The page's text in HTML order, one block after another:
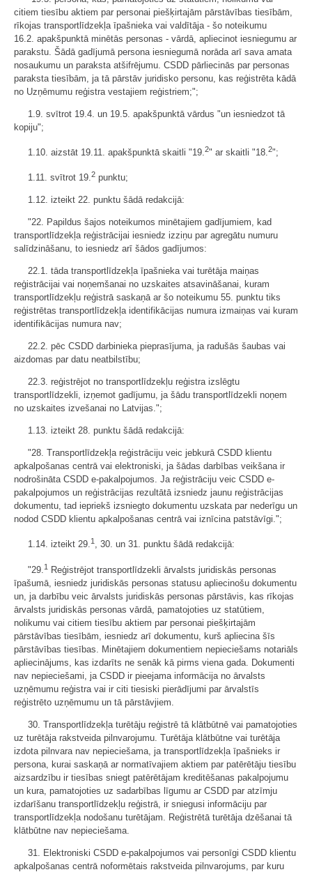
citiem tiesību aktiem par personai piešķirtajām pārstāvības tiesībām,
rīkojas transportlīdzekļa īpašnieka vai valdītāja - šo noteikumu
16.2. apakšpunktā minētās personas - vārdā, apliecinot iesniegumu ar
parakstu. Šādā gadījumā persona iesniegumā norāda arī sava amata
nosaukumu un paraksta atšifrējumu. CSDD pārliecinās par personas
paraksta tiesībām, ja tā pārstāv juridisko personu, kas reģistrēta kādā
no Uzņēmumu reģistra vestajiem reģistriem;";
1.9. svītrot 19.4. un 19.5. apakšpunktā vārdus "un iesniedzot tā
kopiju";
1.10. aizstāt 19.11. apakšpunktā skaitli "19. 2" ar skaitli "18. 2";
1.11. svītrot 19.2 punktu;
1.12. izteikt 22. punktu šādā redakcijā:
"22. Papildus šajos noteikumos minētajiem gadījumiem, kad
transportlīdzekļa reģistrācijai iesniedz izziņu par agregātu numuru
salīdzināšanu, to iesniedz arī šādos gadījumos:
22.1. tāda transportlīdzekļa īpašnieka vai turētāja maiņas
reģistrācijai vai noņemšanai no uzskaites atsavināšanai, kuram
transportlīdzekļu reģistrā saskaņā ar šo noteikumu 55. punktu tiks
reģistrētas transportlīdzekļa identifikācijas numura izmaiņas vai kuram
identifikācijas numura nav;
22.2. pēc CSDD darbinieka pieprasījuma, ja radušās šaubas vai
aizdomas par datu neatbilstību;
22.3. reģistrējot no transportlīdzekļu reģistra izslēgtu
transportlīdzekli, izņemot gadījumu, ja šādu transportlīdzekli noņem
no uzskaites izvešanai no Latvijas.";
1.13. izteikt 28. punktu šādā redakcijā:
"28. Transportlīdzekļa reģistrāciju veic jebkurā CSDD klientu
apkalpošanas centrā vai elektroniski, ja šādas darbības veikšana ir
nodrošināta CSDD e-pakalpojumos. Ja reģistrāciju veic CSDD e-
pakalpojumos un reģistrācijas rezultātā izsniedz jaunu reģistrācijas
dokumentu, tad iepriekš izsniegto dokumentu uzskata par nederīgu un
nodod CSDD klientu apkalpošanas centrā vai iznīcina patstāvīgi.";
1.14. izteikt 29.1 , 30. un 31. punktu šādā redakcijā:
"29. 1
Reģistrējot transportlīdzekli ārvalsts juridiskās personas
īpašumā, iesniedz juridiskās personas statusu apliecinošu dokumentu
un, ja darbību veic ārvalsts juridiskās personas pārstāvis, kas rīkojas
ārvalsts juridiskās personas vārdā, pamatojoties uz statūtiem,
nolikumu vai citiem tiesību aktiem par personai piešķirtajām
pārstāvības tiesībām, iesniedz arī dokumentu, kurš apliecina šīs
pārstāvības tiesības. Minētajiem dokumentiem nepieciešams notariāls
apliecinājums, kas izdarīts ne senāk kā pirms viena gada. Dokumenti
nav nepieciešami, ja CSDD ir pieejama informācija no ārvalsts
uzņēmumu reģistra vai ir citi tiesiski pierādījumi par ārvalstīs
reģistrēto uzņēmumu un tā pārstāvjiem.
30. Transportlīdzekļa turētāju reģistrē tā klātbūtnē vai pamatojoties
uz turētāja rakstveida pilnvarojumu. Turētāja klātbūtne vai turētāja
izdota pilnvara nav nepieciešama, ja transportlīdzekļa īpašnieks ir
persona, kurai saskaņā ar normatīvajiem aktiem par patērētāju tiesību
aizsardzību ir tiesības sniegt patērētājam kreditēšanas pakalpojumu
un kura, pamatojoties uz sadarbības līgumu ar CSDD par atzīmju
izdarīšanu transportlīdzekļu reģistrā, ir sniegusi informāciju par
transportlīdzekļa nodošanu turētājam. Reģistrētā turētāja dzēšanai tā
klātbūtne nav nepieciešama.
31. Elektroniski CSDD e-pakalpojumos vai personīgi CSDD klientu
apkalpošanas centrā noformētais rakstveida pilnvarojums, par kuru